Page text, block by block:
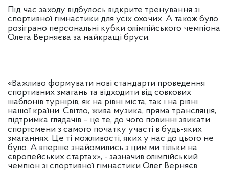
Під час заходу відбулось відкрите тренування зі
спортивної гімнастики для усіх охочих. А також було
розіграно персональні кубки олімпійського чемпіона
Олега Верняєва за найкращі бруси.
«Важливо формувати нові стандарти проведення
спортивних змагань та відходити від совкових
шаблонів турнірів, як на рівні міста, так і на рівні
нашої країни. Світло, жива музика, пряма трансляція,
підтримка глядачів – це те, до чого повинні звикати
спортсмени з самого початку участі в будь-яких
змаганнях. Це ті можливості, яких у нас до цього не
було. А вперше знайомились з цим ми тільки на
європейських стартах», - зазначив олімпійський
чемпіон зі спортивної гімнастики Олег Верняєв.